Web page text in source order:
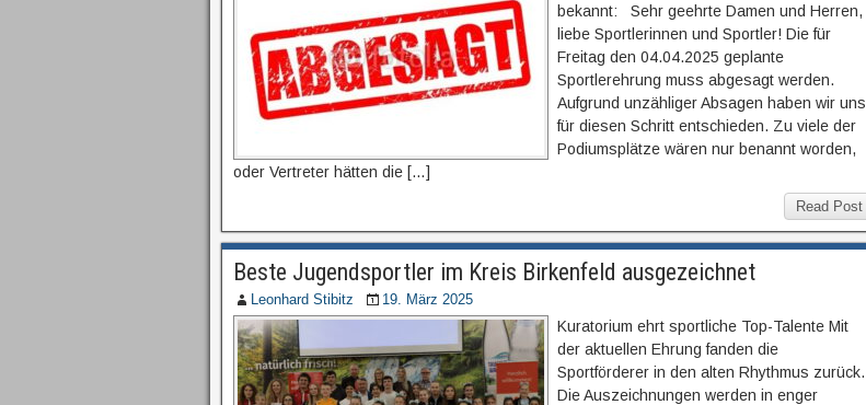
bekannt: Sehr geehrte Damen und Herren,
liebe Sportlerinnen und Sportler! Die für
Freitag den 04.04.2025 geplante
Sportlerehrung muss abgesagt werden.
Aufgrund unzähliger Absagen haben wir uns
für diesen Schritt entschieden. Zu viele der
Podiumsplätze wären nur benannt worden,
oder Vertreter hätten die […]
Read Post
Beste Jugendsportler im Kreis Birkenfeld ausgezeichnet
Leonhard Stibitz 19. März 2025
Kuratorium ehrt sportliche Top-Talente Mit
der aktuellen Ehrung fanden die
Sportförderer in den alten Rhythmus zurück.
Die Auszeichnungen werden in enger